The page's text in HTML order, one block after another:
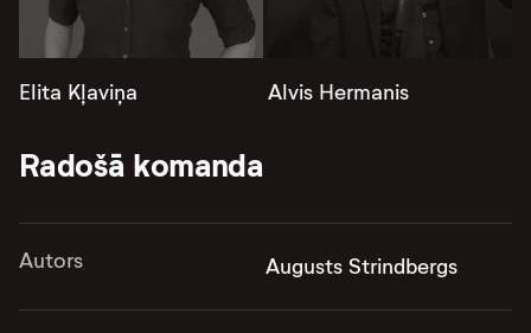
Elita Kļaviņa Alvis Hermanis
Radošā komanda
Autors Augusts Strindbergs